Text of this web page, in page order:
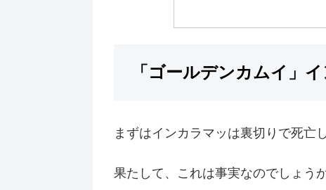
「ゴールデンカムイ」
まずはインカラマッは裏切りで死亡
果たして、これは事実なのでしょう